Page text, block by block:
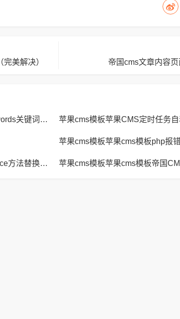
美解决）
帝国cms文章内容
苹果cms模板苹果CMS页面title标题、keywords关键词、description描述SEO优化 苹果cms模板苹果CMS定时任务
苹果cms模板苹果cms模板JavaScript replace方法替换字符串空格方法